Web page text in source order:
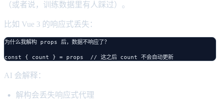
（或者说，训练数据里有人踩过）。
比如 Vue 3 的响应式丢失：
为什么我解构 props 后，数据不响应了？
AI 会解释：
解构会丢失响应式代理